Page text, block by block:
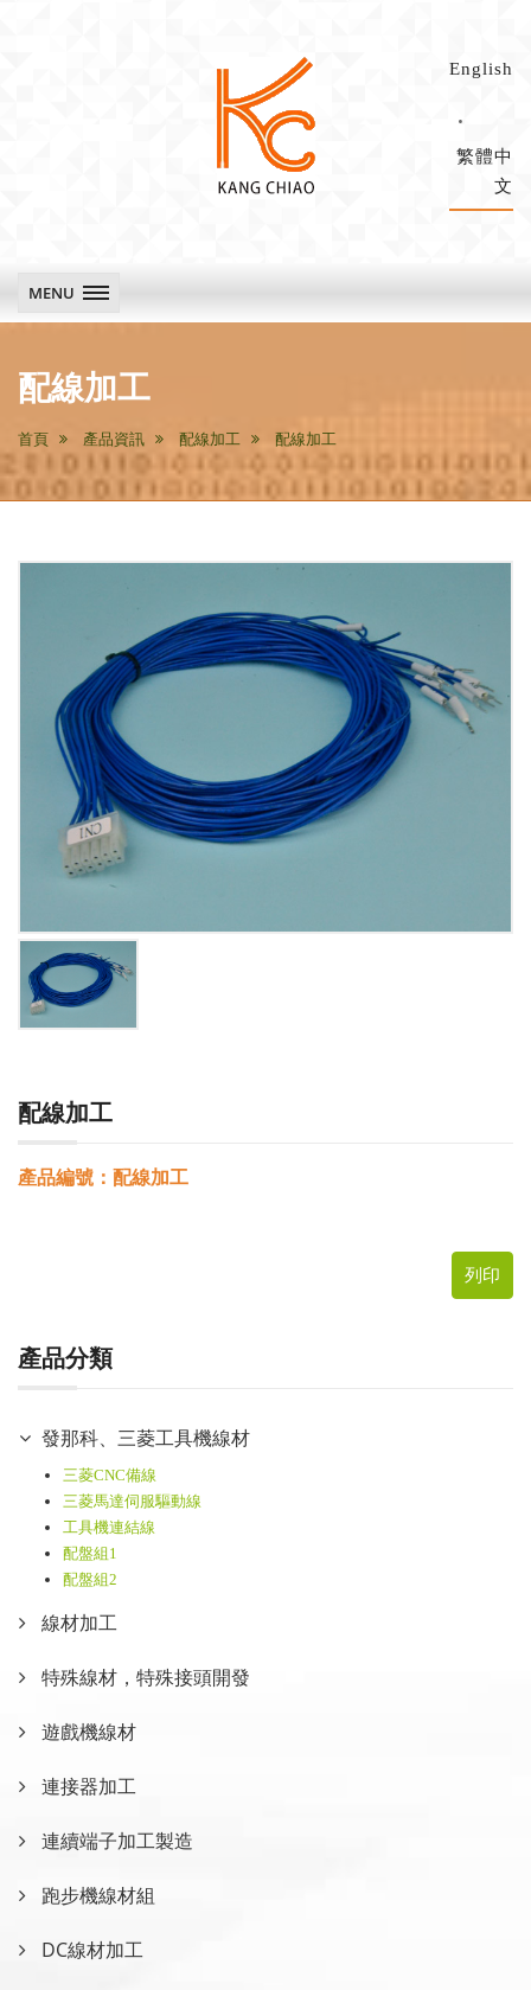
技
English
繁體中
文
MENU
main
配線加工
首頁 產品資訊 配線加工 配線加工
配線加工
產品編號：配線加工
列印
產品分類
發那科、三菱工具機線材
三菱CNC備線
三菱馬達伺服驅動線
工具機連結線
配盤組1
配盤組2
線材加工
特殊線材，特殊接頭開發
遊戲機線材
連接器加工
連續端子加工製造
跑步機線材組
DC線材加工